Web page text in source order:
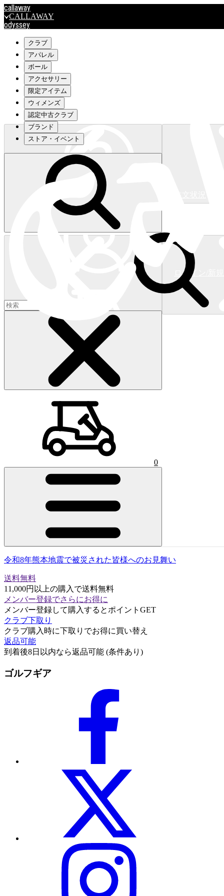
callaway
CALLAWAY
odyssey
travismathew
outlet
OUTLET
キャロウェイアパレルはこちら>>>
キャロウェイアパレルはこちら>>>
ログイン/新
ショッピングカート 0)
クラブ
アパレル
ボール
アクセサリー
限定アイテム
ウィメンズ
認定中古クラブ
ブランド
ストア・イベント
0
令和8年熊本地震で被災された皆様へのお見舞い
送料無料
11,000円以上の購入で送料無料
メンバー登録でさらにお得に
メンバー登録して購入するとポイントGET
クラブ下取り
クラブ購入時に下取りでお得に買い替え
返品可能
到着後8日以内なら返品可能 (条件あり)
ゴルフギア